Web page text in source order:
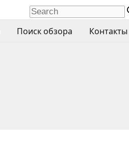
Поиск обзора Контакты